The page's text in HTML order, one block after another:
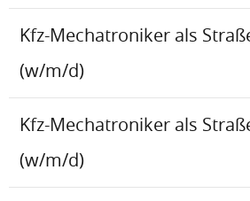
Kfz-Mechatroniker als
(w/m/d)
Kfz-Mechatroniker als
(w/m/d)